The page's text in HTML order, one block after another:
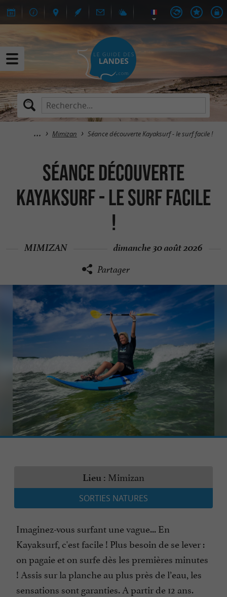
Mimizan Séance découverte Kayaksurf - le surf facile !
Séance découverte
Kayaksurf - le surf facile
!
MIMIZAN dimanche 30 août 2026
Partager
Lieu : Mimizan
SORTIES NATURES
Imaginez-vous surfant une vague... En
Kayaksurf, c'est facile ! Plus besoin de se lever :
on pagaie et on surfe dès les premières minutes
! Assis sur la planche au plus près de l’eau, les
sensations sont garanties. A partir de 12 ans.